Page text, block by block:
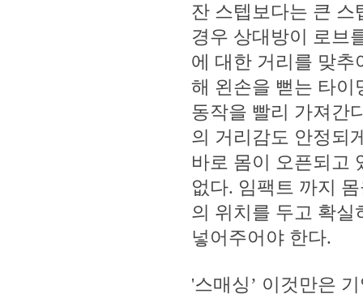
잔 스텝보다는 큰
경우 상대방이 로브
에 대한 거리를 맞추
해 왼손을 뻗는 타이
동작을 빨리 가져간
의 거리감도 안정되
바로 몸이 오픈되고
없다. 임팩트 까지
의 위치를 두고 확
넣어주어야 한다.
'스매싱’ 이것만은